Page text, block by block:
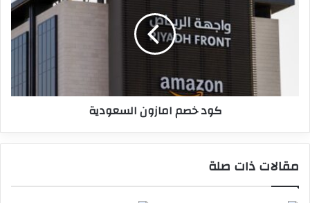
كود خصم امازون السعودية
مقالات ذات صلة